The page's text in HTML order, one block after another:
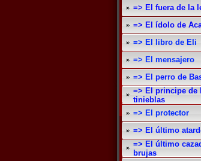
=> El fuera de la
=> El ídolo de
=> El libro de Eli
=> El mensajero
=> El perro de
=> El principe de
tinieblas
=> El protector
=> El último
=> El último
brujas